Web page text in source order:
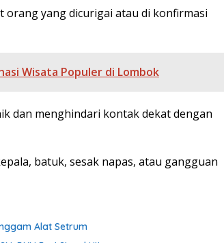
yang dicurigai atau di konfirmasi
Wisata Populer di Lombok
dan menghindari kontak dekat dengan
batuk, sesak napas, atau gangguan
Alat Setrum